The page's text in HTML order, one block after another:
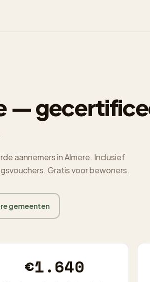
—
aannemers in Almere. Inclusief
Gratis voor bewoners.
gemeenten
€1.640